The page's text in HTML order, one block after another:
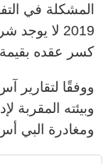
المشكلة في
كسر عقده بقيمة 160 مليون يورو".
ووفقًا لتقارير
وبيئته المقربة
ومغادرة البي